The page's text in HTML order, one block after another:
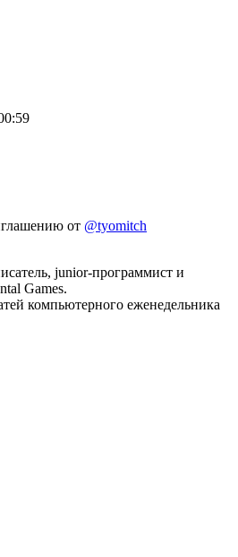
от @tyomitch
junior-программист и
Games.
компьютерного еженедельника